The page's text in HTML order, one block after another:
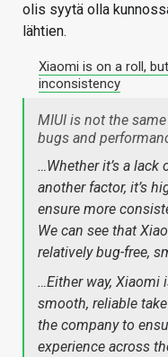
olis syytä olla
lähtien.
Xiaomi is on a roll,
inconsistency
MIUI is not the
bugs and
…Whether it’s a
another factor, it’s
ensure more
We can see that
relatively bug-free,
…Either way, Xiaomi
smooth, reliable
the company to
experience across